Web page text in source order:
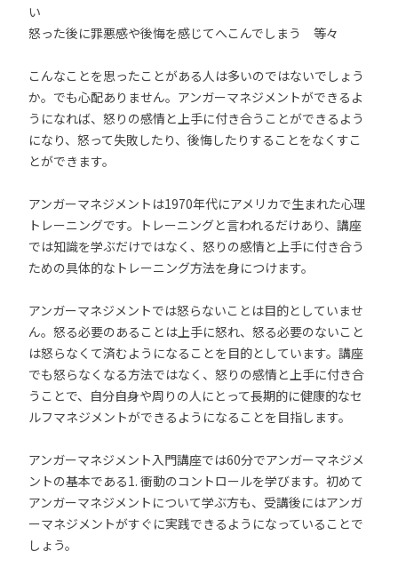
い
怒った後に罪悪感や後悔を感じてへこんでしまう 等々
こんなことを思ったことがある人は多いのではないでしょう
か。でも心配ありません。アンガーマネジメントができるよ
うになれば、怒りの感情と上手に付き合うことができるよう
になり、怒って失敗したり、後悔したりすることをなくすこ
とができます。
アンガーマネジメントは1970年代にアメリカで生まれた心理
トレーニングです。トレーニングと言われるだけあり、講座
では知識を学ぶだけではなく、怒りの感情と上手に付き合う
ための具体的なトレーニング方法を身につけます。
アンガーマネジメントでは怒らないことは目的としていませ
ん。怒る必要のあることは上手に怒れ、怒る必要のないこと
は怒らなくて済むようになることを目的としています。講座
でも怒らなくなる方法ではなく、怒りの感情と上手に付き合
うことで、自分自身や周りの人にとって長期的に健康的なセ
ルフマネジメントができるようになることを目指します。
アンガーマネジメント入門講座では60分でアンガーマネジメ
ントの基本である1. 衝動のコントロールを学びます。初めて
アンガーマネジメントについて学ぶ方も、受講後にはアンガ
ーマネジメントがすぐに実践できるようになっていることで
しょう。